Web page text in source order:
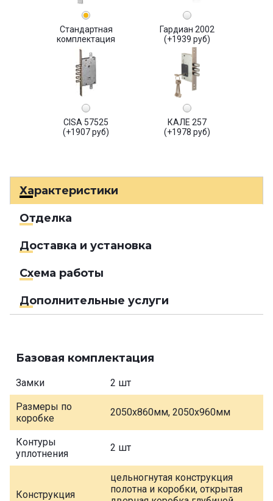
Стандартная
комплектация
Гардиан 2002
(+1939 руб)
CISA 57525
(+1907 руб)
КАЛЕ 257
(+1978 руб)
Характеристики
Отделка
Доставка и установка
Схема работы
Дополнительные услуги
Базовая комплектация
Замки 2 шт
Размеры по
коробке
2050х860мм, 2050х960мм
Контуры
уплотнения
2 шт
Конструкция
цельногнутая конструкция
полотна и коробки, открытая